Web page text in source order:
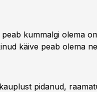
kummalgi olema
käive peab olema
pidanud,